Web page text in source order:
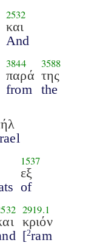
2532
και
And
3844
παρά
from
3588
της
the
1537
εξ
of
2919.1
κριόν
[2ram